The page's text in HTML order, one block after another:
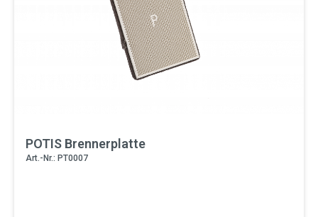
POTIS Brennerplatte
Art.-Nr.: PT0007